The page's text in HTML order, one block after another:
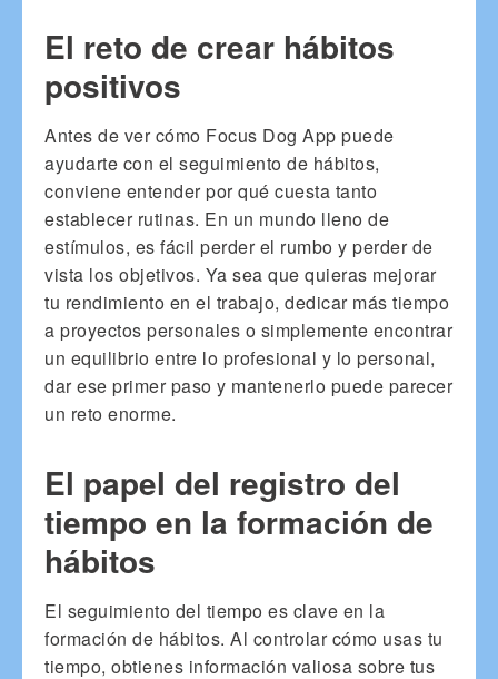
El reto de crear hábitos
positivos
Antes de ver cómo Focus Dog App puede
ayudarte con el seguimiento de hábitos,
conviene entender por qué cuesta tanto
establecer rutinas. En un mundo lleno de
estímulos, es fácil perder el rumbo y perder de
vista los objetivos. Ya sea que quieras mejorar
tu rendimiento en el trabajo, dedicar más tiempo
a proyectos personales o simplemente encontrar
un equilibrio entre lo profesional y lo personal,
dar ese primer paso y mantenerlo puede parecer
un reto enorme.
El papel del registro del
tiempo en la formación de
hábitos
El seguimiento del tiempo es clave en la
formación de hábitos. Al controlar cómo usas tu
tiempo, obtienes información valiosa sobre tus